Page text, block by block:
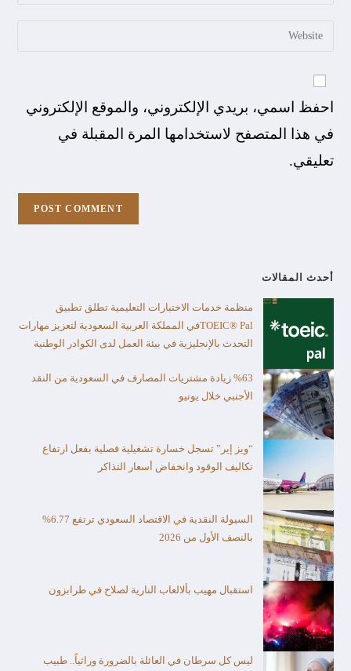
احفظ اسمي، بريدي الإلكتروني، والموقع الإلكتروني
في هذا المتصفح لاستخدامها المرة المقبلة في
تعليقي.
أحدث المقالات
منظمة خدمات الاختبارات التعليمية تطلق تطبيق
TOEIC® Palفي المملكة العربية السعودية لتعزيز مهارات
التحدث بالإنجليزية في بيئة العمل لدى الكوادر الوطنية
%63 زيادة مشتريات المصارف في السعودية من النقد
الأجنبي خلال يونيو
“ويز إير” تسجل خسارة تشغيلية فصلية بفعل ارتفاع
تكاليف الوقود وانخفاض أسعار التذاكر
السيولة النقدية في الاقتصاد السعودي ترتفع 6.77%
بالنصف الأول من 2026
استقبال مهيب بألالعاب النارية لصلاح في طرابزون
ليس كل سرطان في العائلة بالضرورة وراثياً.. طبيب